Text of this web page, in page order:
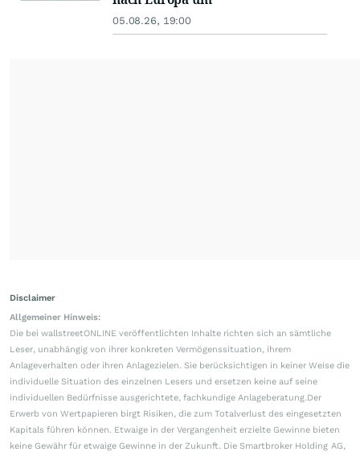
05.08.26, 19:00
Disclaimer
Allgemeiner Hinweis:
Die bei wallstreetONLINE veröffentlichten Inhalte richten sich an sämtliche
Leser, unabhängig von ihrer konkreten Vermögenssituation, ihrem
Anlageverhalten oder ihren Anlagezielen. Sie berücksichtigen in keiner Weise die
individuelle Situation des einzelnen Lesers und ersetzen keine auf seine
individuellen Bedürfnisse ausgerichtete, fachkundige Anlageberatung.Der
Erwerb von Wertpapieren birgt Risiken, die zum Totalverlust des eingesetzten
Kapitals führen können. Etwaige in der Vergangenheit erzielte Gewinne bieten
keine Gewähr für etwaige Gewinne in der Zukunft. Die Smartbroker Holding AG,